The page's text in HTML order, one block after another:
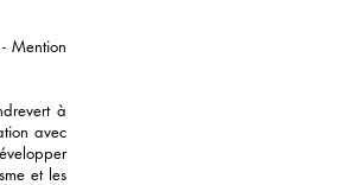
Mention
à
avec
et les